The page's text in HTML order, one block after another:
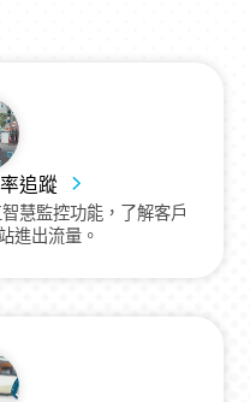
追蹤
慧監控功能，了解客戶
進出流量。